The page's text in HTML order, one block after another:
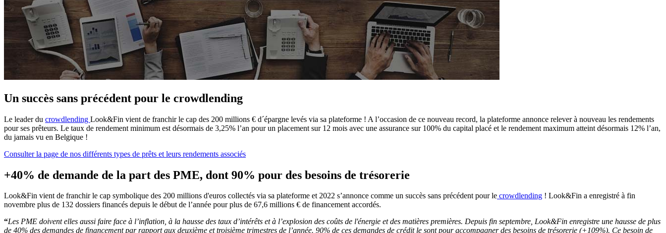
Un succès sans précédent pour le crowdlending
Le leader du crowdlending Look&Fin vient de franchir le cap des 200 millions € d´épargne levés via sa plateforme ! A l’occasion de ce nouveau record, la plateforme annonce relever à nouveau les rendements
pour ses prêteurs. Le taux de rendement minimum est désormais de 3,25% l’an pour un placement sur 12 mois avec une assurance sur 100% du capital placé et le rendement maximum atteint désormais 12% l’an,
du jamais vu en Belgique !
Consulter la page de nos différents types de prêts et leurs rendements associés
+40% de demande de la part des PME, dont 90% pour des besoins de trésorerie
Look&Fin vient de franchir le cap symbolique des 200 millions d'euros collectés via sa plateforme et 2022 s’annonce comme un succès sans précédent pour le crowdlending ! Look&Fin a enregistré à fin
novembre plus de 132 dossiers financés depuis le début de l’année pour plus de 67,6 millions € de financement accordés.
“Les PME doivent elles aussi faire face à l’inflation, à la hausse des taux d’intérêts et à l’explosion des coûts de l'énergie et des matières premières. Depuis fin septembre, Look&Fin enregistre une hausse de plus
de 40% des demandes de financement par rapport aux deuxième et troisième trimestres de l’année. 90% de ces demandes de crédit le sont pour accompagner des besoins de trésorerie (+109%). Ce besoin de